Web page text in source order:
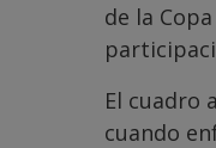
de la
El cuadro
cuando